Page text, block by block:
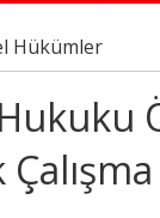
Hükümler